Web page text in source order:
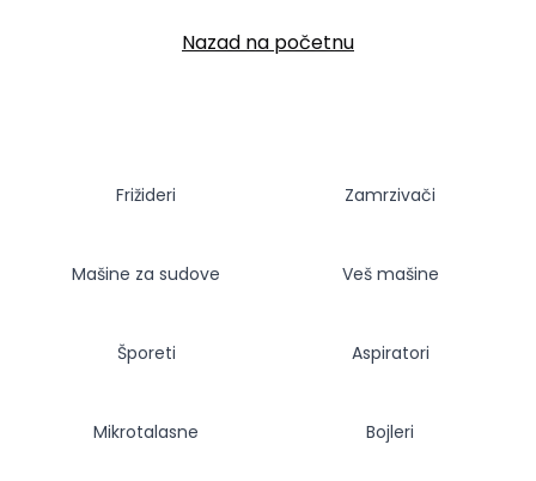
Nazad na početnu
Frižideri Zamrzivači
Mašine za sudove Veš mašine
Šporeti Aspiratori
Mikrotalasne Bojleri